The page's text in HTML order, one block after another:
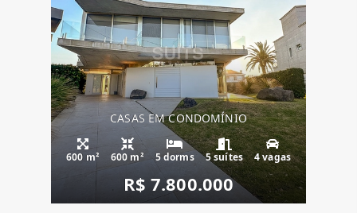
CASAS EM CONDOMÍNIO
600 m² 600 m² 5 dorms 5 suítes 4 vagas
R$ 7.800.000